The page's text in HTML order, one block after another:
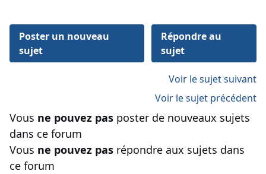
Poster un nouveau
sujet
Répondre au
sujet
Voir le sujet suivant
Voir le sujet précédent
Vous ne pouvez pas poster de nouveaux sujets
dans ce forum
Vous ne pouvez pas répondre aux sujets dans
ce forum